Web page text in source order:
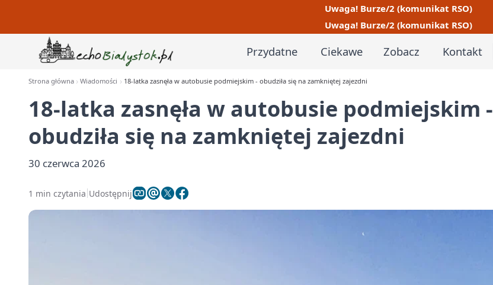
Uwaga! Burze/2 (komunikat RSO)
Uwaga! Burze/2 (komunikat RSO)
Przydatne Ciekawe Zobacz Kontakt
Strona główna Wiadomości 18-latka zasnęła w autobusie podmiejskim - obudziła się na zamkniętej zajezdni
18-latka zasnęła w autobusie podmiejskim -
obudziła się na zamkniętej zajezdni
30 czerwca 2026
1 min czytania Udostępnij